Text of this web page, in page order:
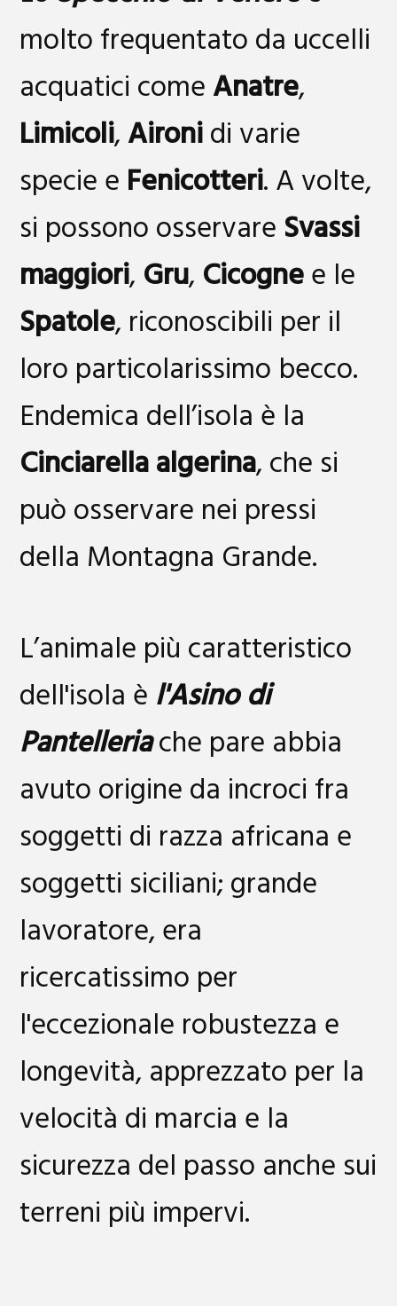
molto frequentato da uccelli
acquatici comeAnatre,
Limicoli,Aironidi varie
specie e Fenicotteri. A volte,
si possono osservare Svassi
maggiori, Gru, Cicognee le
Spatole, riconoscibili per il
loro particolarissimo becco.
Endemica dell’isola è la
Cinciarella algerina, che si
può osservare nei pressi
della Montagna Grande.
L’animale più caratteristico
dell'isola è l'Asino di
Pantelleriache pare abbia
avuto origine da incroci fra
soggetti di razza africana e
soggetti siciliani; grande
lavoratore, era
ricercatissimo per
l'eccezionale robustezza e
longevità, apprezzato per la
velocità di marcia e la
sicurezza del passo anche sui
terreni più impervi.